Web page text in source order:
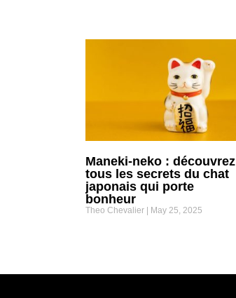
Maneki-neko : découvrez
tous les secrets du chat
japonais qui porte
bonheur
Theo Chevalier May 25, 2025